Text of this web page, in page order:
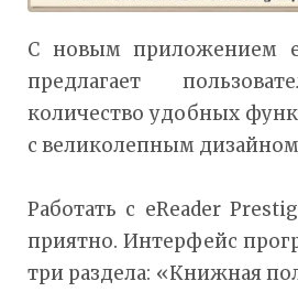
С новым приложением
предлагает
количество удобных
с великолепным
Работать с eReader
приятно. Интерфейс
три раздела: «Книжная